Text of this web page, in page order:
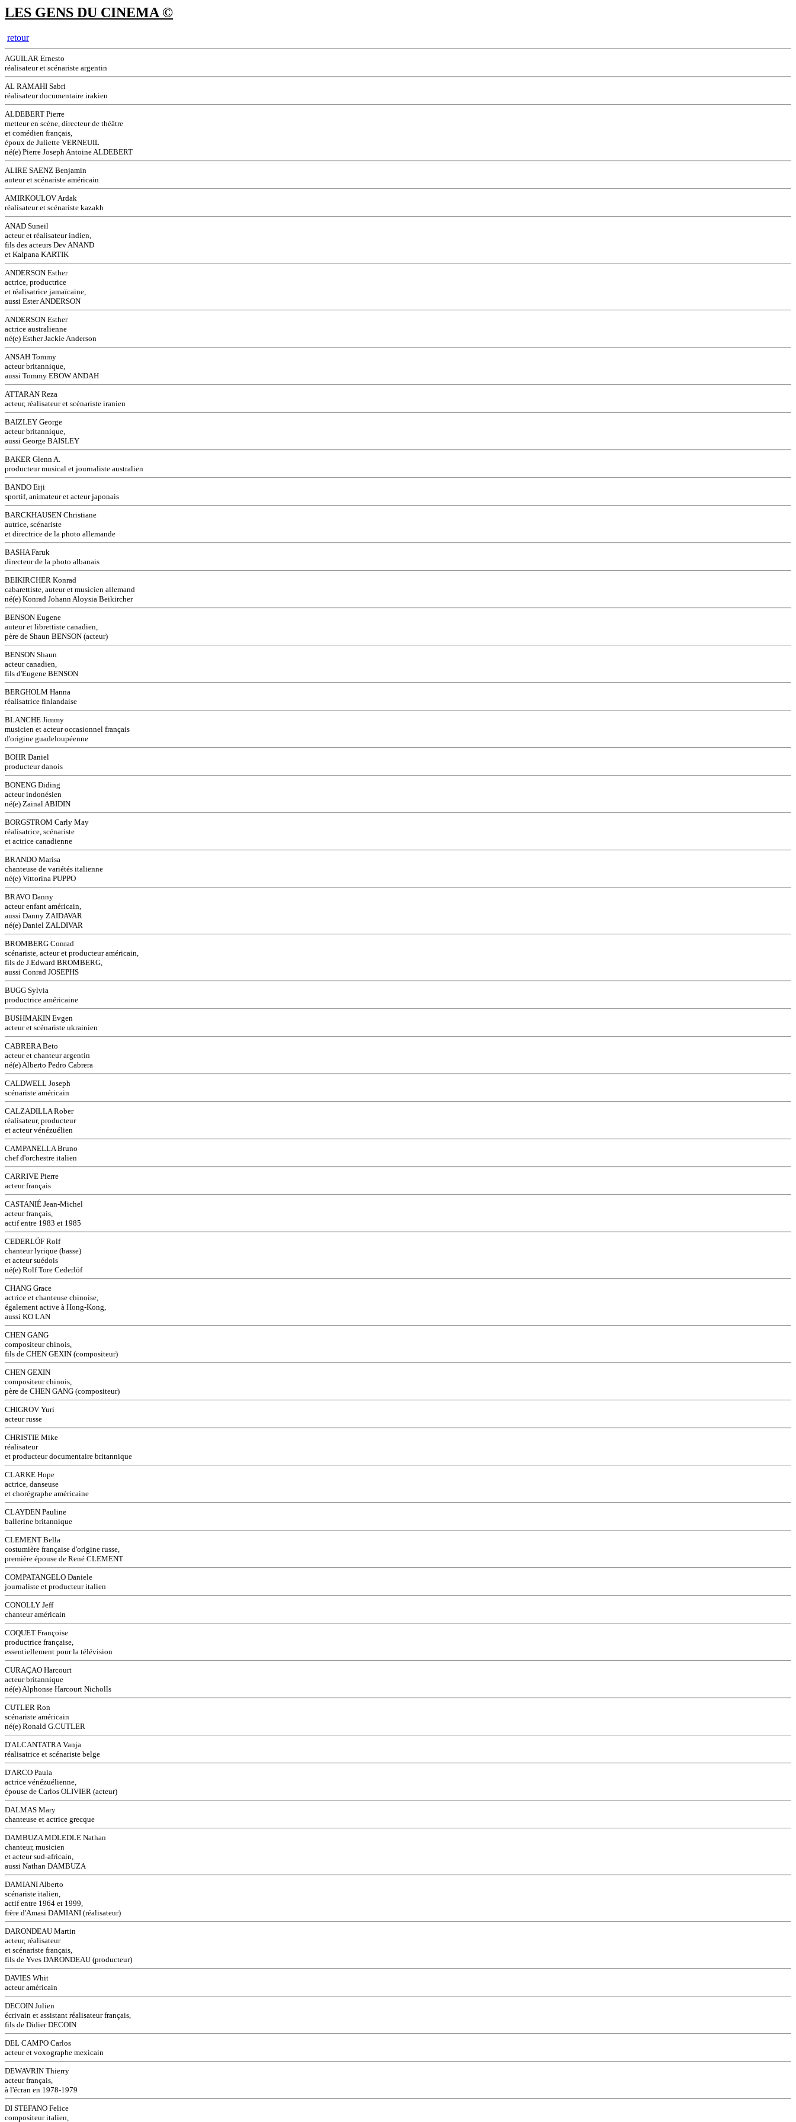
LES GENS DU CINEMA ©
retour
AGUILAR Ernesto
réalisateur et scénariste argentin
AL RAMAHI Sabri
réalisateur documentaire irakien
ALDEBERT Pierre
metteur en scène, directeur de théâtre
et comédien français,
époux de Juliette VERNEUIL
né(e) Pierre Joseph Antoine ALDEBERT
ALIRE SAENZ Benjamin
auteur et scénariste américain
AMIRKOULOV Ardak
réalisateur et scénariste kazakh
ANAD Suneil
acteur et réalisateur indien,
fils des acteurs Dev ANAND
et Kalpana KARTIK
ANDERSON Esther
actrice, productrice
et réalisatrice jamaïcaine,
aussi Ester ANDERSON
ANDERSON Esther
actrice australienne
né(e) Esther Jackie Anderson
ANSAH Tommy
acteur britannique,
aussi Tommy EBOW ANDAH
ATTARAN Reza
acteur, réalisateur et scénariste iranien
BAIZLEY George
acteur britannique,
aussi George BAISLEY
BAKER Glenn A.
producteur musical et journaliste australien
BANDO Eiji
sportif, animateur et acteur japonais
BARCKHAUSEN Christiane
autrice, scénariste
et directrice de la photo allemande
BASHA Faruk
directeur de la photo albanais
BEIKIRCHER Konrad
cabarettiste, auteur et musicien allemand
né(e) Konrad Johann Aloysia Beikircher
BENSON Eugene
auteur et librettiste canadien,
père de Shaun BENSON (acteur)
BENSON Shaun
acteur canadien,
fils d'Eugene BENSON
BERGHOLM Hanna
réalisatrice finlandaise
BLANCHE Jimmy
musicien et acteur occasionnel français
d'origine guadeloupéenne
BOHR Daniel
producteur danois
BONENG Diding
acteur indonésien
né(e) Zainal ABIDIN
BORGSTROM Carly May
réalisatrice, scénariste
et actrice canadienne
BRANDO Marisa
chanteuse de variétés italienne
né(e) Vittorina PUPPO
BRAVO Danny
acteur enfant américain,
aussi Danny ZAIDAVAR
né(e) Daniel ZALDIVAR
BROMBERG Conrad
scénariste, acteur et producteur américain,
fils de J.Edward BROMBERG,
aussi Conrad JOSEPHS
BUGG Sylvia
productrice américaine
BUSHMAKIN Evgen
acteur et scénariste ukrainien
CABRERA Beto
acteur et chanteur argentin
né(e) Alberto Pedro Cabrera
CALDWELL Joseph
scénariste américain
CALZADILLA Rober
réalisateur, producteur
et acteur vénézuélien
CAMPANELLA Bruno
chef d'orchestre italien
CARRIVE Pierre
acteur français
CASTANIÉ Jean-Michel
acteur français,
actif entre 1983 et 1985
CEDERLÖF Rolf
chanteur lyrique (basse)
et acteur suédois
né(e) Rolf Tore Cederlöf
CHANG Grace
actrice et chanteuse chinoise,
également active à Hong-Kong,
aussi KO LAN
CHEN GANG
compositeur chinois,
fils de CHEN GEXIN (compositeur)
CHEN GEXIN
compositeur chinois,
père de CHEN GANG (compositeur)
CHIGROV Yuri
acteur russe
CHRISTIE Mike
réalisateur
et producteur documentaire britannique
CLARKE Hope
actrice, danseuse
et chorégraphe américaine
CLAYDEN Pauline
ballerine britannique
CLEMENT Bella
costumière française d'origine russe,
première épouse de René CLEMENT
COMPATANGELO Daniele
journaliste et producteur italien
CONOLLY Jeff
chanteur américain
COQUET Françoise
productrice française,
essentiellement pour la télévision
CURAÇAO Harcourt
acteur britannique
né(e) Alphonse Harcourt Nicholls
CUTLER Ron
scénariste américain
né(e) Ronald G.CUTLER
D'ALCANTATRA Vanja
réalisatrice et scénariste belge
D'ARCO Paula
actrice vénézuélienne,
épouse de Carlos OLIVIER (acteur)
DALMAS Mary
chanteuse et actrice grecque
DAMBUZA MDLEDLE Nathan
chanteur, musicien
et acteur sud-africain,
aussi Nathan DAMBUZA
DAMIANI Alberto
scénariste italien,
actif entre 1964 et 1999,
frère d'Amasi DAMIANI (réalisateur)
DARONDEAU Martin
acteur, réalisateur
et scénariste français,
fils de Yves DARONDEAU (producteur)
DAVIES Whit
acteur américain
DECOIN Julien
écrivain et assistant réalisateur français,
fils de Didier DECOIN
DEL CAMPO Carlos
acteur et voxographe mexicain
DEWAVRIN Thierry
acteur français,
à l'écran en 1978-1979
DI STEFANO Felice
compositeur italien,